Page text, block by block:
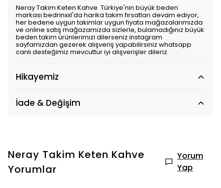
Neray Takim Keten Kahve Türkiye'nin büyük beden
markası bedrinxxl'da harika takim fırsatları devam ediyor,
her bedene uygun takimlar uygun fiyata mağazalarımızda
ve online satış mağazamızda sizlerle, bulamadığınız büyük
beden takim ürünlerimizi dilerseniz instagram
sayfamızdan gezerek alışveriş yapabilirsiniz whatsapp
canlı desteğimiz mevcuttur iyi alışverişler dileriz.
Hikayemiz
İade & Değişim
Neray Takim Keten Kahve
Yorumlar
Yorum
Yap